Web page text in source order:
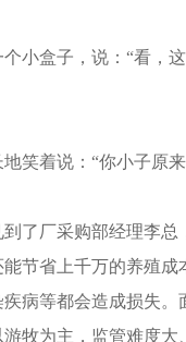
盒子，说：“看，这
着说：“你小子原来
厂采购部经理李总
节省上千万的养殖
病等都会造成损失
牧为主，监管难度大